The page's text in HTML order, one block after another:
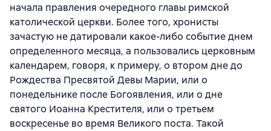
начала правления очередного главы римской
католической церкви. Более того, хронисты
зачастую не датировали какое-либо событие днем
определенного месяца, а пользовались церковным
календарем, говоря, к примеру, о втором дне до
Рождества Пресвятой Девы Марии, или о
понедельнике после Богоявления, или о дне
святого Иоанна Крестителя, или о третьем
воскресенье во время Великого поста. Такой